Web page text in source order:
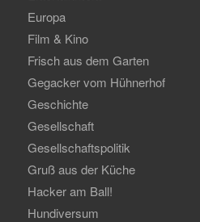
Europa
Film & Kino
Frisch aus dem Garten
Gegacker vom Hühnerhof
Geschichte
Gesellschaft
Gesellschaftspolitik
Gruß aus der Küche
Hacker am Ball!
Hundiversum